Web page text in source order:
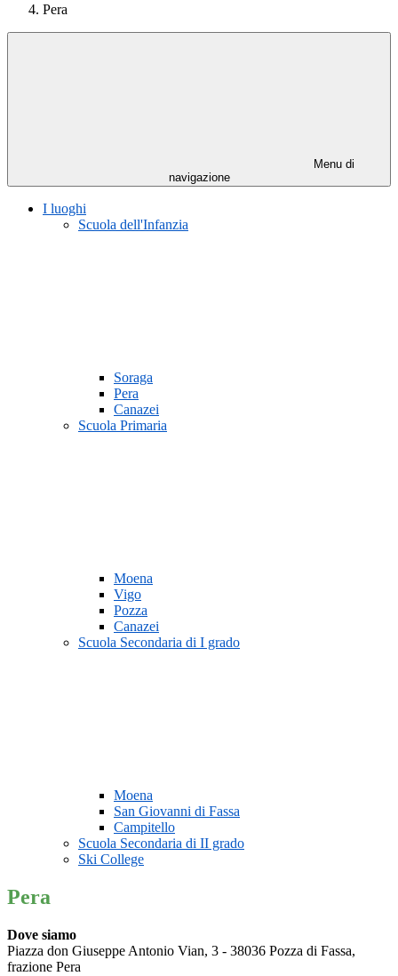
Pera
Menu di
navigazione
I luoghi
Scuola dell'Infanzia
Soraga
Pera
Canazei
Scuola Primaria
Moena
Vigo
Pozza
Canazei
Scuola Secondaria di I grado
Moena
San Giovanni di Fassa
Campitello
Scuola Secondaria di II grado
Ski College
Pera
Dove siamo
Piazza don Giuseppe Antonio Vian, 3 - 38036 Pozza di Fassa,
frazione Pera